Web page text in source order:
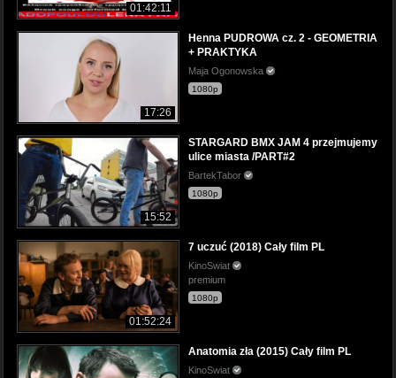
01:42:11
17:26
Henna PUDROWA cz. 2 - GEOMETRIA
+ PRAKTYKA
Maja Ogonowska
1080p
15:52
STARGARD BMX JAM 4 przejmujemy
ulice miasta /PART#2
BartekTabor
1080p
01:52:24
7 uczuć (2018) Cały film PL
KinoSwiat
premium
1080p
Anatomia zła (2015) Cały film PL
KinoSwiat